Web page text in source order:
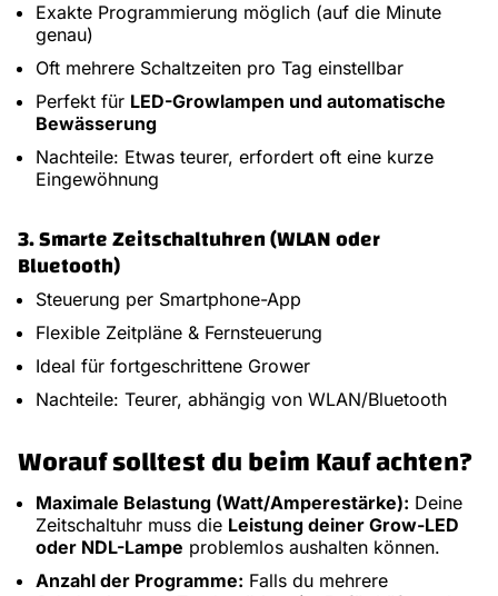
Exakte Programmierung möglich (auf die Minute
genau)
Oft mehrere Schaltzeiten pro Tag einstellbar
Perfekt für LED-Growlampen und automatische
Bewässerung
Nachteile: Etwas teurer, erfordert oft eine kurze
Eingewöhnung
3. Smarte Zeitschaltuhren (WLAN oder
Bluetooth)
Steuerung per Smartphone-App
Flexible Zeitpläne & Fernsteuerung
Ideal für fortgeschrittene Grower
Nachteile: Teurer, abhängig von WLAN/Bluetooth
Worauf solltest du beim Kauf achten?
Maximale Belastung (Watt/Amperestärke): Deine
Zeitschaltuhr muss die Leistung deiner Grow-LED
oder NDL-Lampe problemlos aushalten können.
Anzahl der Programme: Falls du mehrere